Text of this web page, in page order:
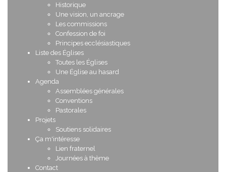
Historique
Une vision, un ancrage
Les commissions
Confession de foi
Principes ecclésiastiques
Liste des Églises
Toutes les Églises
Une Église au hasard
Agenda
Assemblées générales
Conventions
Pastorales
Projets
Soutiens solidaires
Ça m'intéresse
Lien fraternel
Journées à thème
Contact